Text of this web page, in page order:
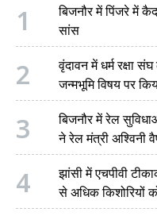
1
बिजनौर में पिंजरे में
सांस
2
वृंदावन में धर्म रक्षा
जन्मभूमि विषय पर
3
बिजनौर में रेल
ने रेल मंत्री अश्विनी
4
झांसी में एचपीवी
से अधिक किशोरियों